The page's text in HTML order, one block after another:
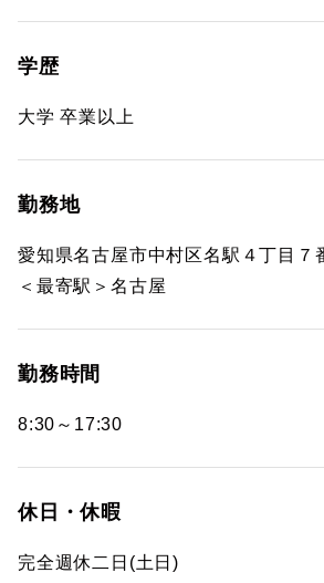
学歴
大学 卒業以上
勤務地
愛知県名古屋市中村区名駅４丁目７
＜最寄駅＞名古屋
勤務時間
8:30～17:30
休日・休暇
完全週休二日(土日)